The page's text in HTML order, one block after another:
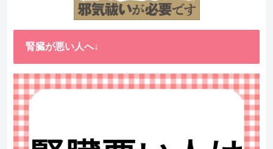
腎臓が悪い人へ↓